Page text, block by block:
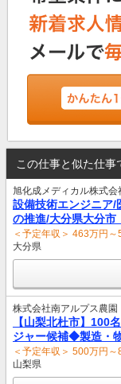
この仕事と似た仕事
旭化成メディカル株式会
設備技術エンジニア/
の推進/大分県大分市
＜予定年収＞ 463万円～
大分県
株式会社南アルプス農園
【山梨北杜市】100
ジャー候補◆製造・
＜予定年収＞ 500万円～
山梨県